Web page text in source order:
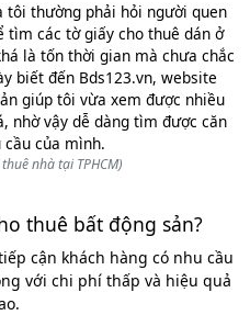
tôi thường phải hỏi người quen
tìm các tờ giấy cho thuê dán ở
là tốn thời gian mà chưa chắc
biết đến Bds123.vn, website
giúp tôi vừa xem được nhiều
nhờ vậy dễ dàng tìm được căn
cầu của mình.
nhà tại TPHCM)
thuê bất động sản?
cận khách hàng có nhu cầu
với chi phí thấp và hiệu quả